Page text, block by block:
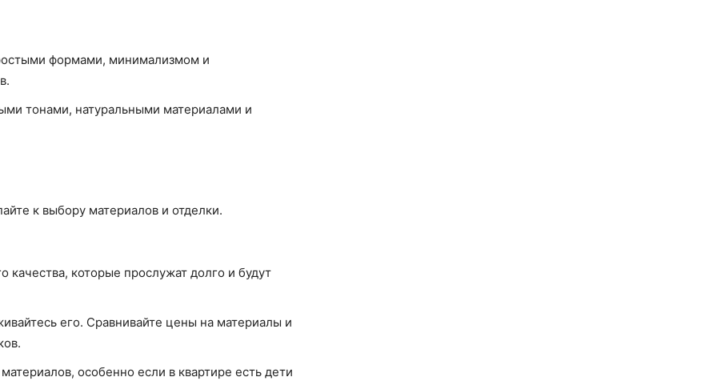
формами, минимализмом и
тонами, натуральными материалами и
к выбору материалов и отделки.
качества, которые прослужат долго и будут
его. Сравнивайте цены на материалы и
особенно если в квартире есть дети